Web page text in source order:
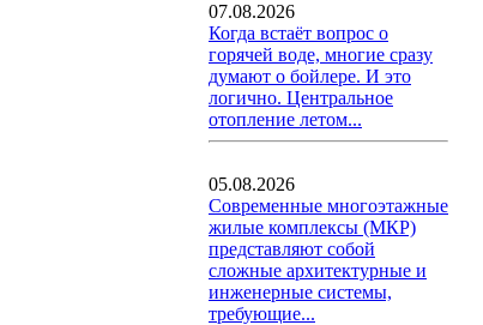
07.08.2026
Когда встаёт вопрос о
горячей воде, многие сразу
думают о бойлере. И это
логично. Центральное
отопление летом...
05.08.2026
Современные многоэтажные
жилые комплексы (МКР)
представляют собой
сложные архитектурные и
инженерные системы,
требующие...